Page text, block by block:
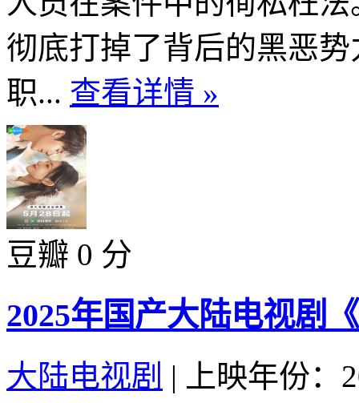
彻底打掉了背后的黑恶
职... 查看详情 »
豆瓣 0 分
2025年国产大陆电视剧
大陆电视剧 |
上映年份：